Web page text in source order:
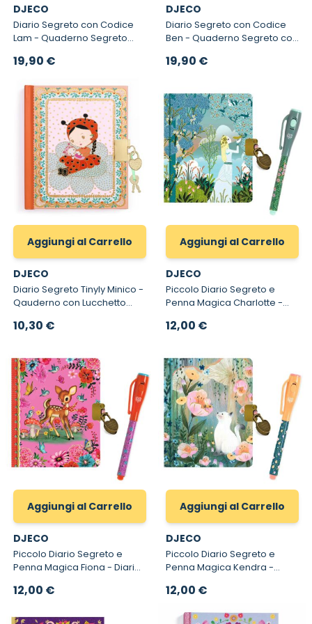
DJECO
Diario Segreto con Codice
Lam - Quaderno Segreto
Combinazione
19,90 €
DJECO
Diario Segreto con Codice
Ben - Quaderno Segreto con
19,90 €
Aggiungi al Carrello
DJECO
Diario Segreto Tinyly Minico -
Qauderno con Lucchetto
10,30 €
Aggiungi al Carrello
DJECO
Piccolo Diario Segreto e
Penna Magica Charlotte -
Lucchetto e Penna Magica
12,00 €
Aggiungi al Carrello
DJECO
Piccolo Diario Segreto e
Penna Magica Fiona - Diario
Penna Magica Djeco
12,00 €
Aggiungi al Carrello
DJECO
Piccolo Diario Segreto e
Penna Magica Kendra -
e Penna Magica
12,00 €